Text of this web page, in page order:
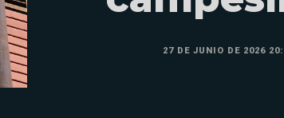
27 DE JUNIO DE 2026